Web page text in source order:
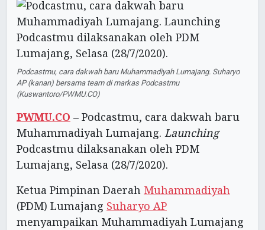
Podcastmu, cara dakwah baru Muhammadiyah Lumajang. Suharyo
AP (kanan) bersama team di markas Podcastmu
(Kuswantoro/PWMU.CO)
PWMU.CO – Podcastmu, cara dakwah baru
Muhammadiyah Lumajang. Launching
Podcastmu dilaksanakan oleh PDM
Lumajang, Selasa (28/7/2020).
Ketua Pimpinan Daerah Muhammadiyah
(PDM) Lumajang Suharyo AP
menyampaikan Muhammadiyah Lumajang